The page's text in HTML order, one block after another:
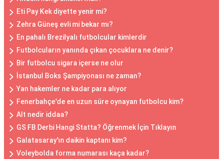
Eti Pay Kek diyette yenir mi?
Zehra Güneş evli mi bekar mı?
En pahalı Brezilyalı futbolcular kimlerdir
Futbolcuların yanında çıkan çocuklara ne denir?
Bir futbolcu sigara içerse ne olur
İstanbul Boks Şampiyonası ne zaman?
Yan hakemler ne kadar para alıyor
Fenerbahçe'de en uzun süre oynayan futbolcu kim?
Alt nedir iddaa?
GS FB Derbi Hangi Statta? Öğrenmek İçin Tıklayın
Galatasaray'ın daikin kaptanı kim?
Voleybolda forma numarası kaça kadar?